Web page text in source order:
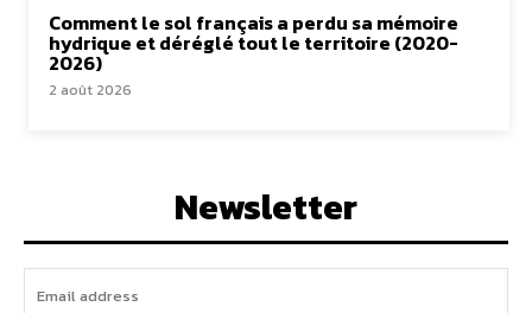
Comment le sol français a perdu sa mémoire
hydrique et déréglé tout le territoire (2020-
2026)
2 août 2026
Newsletter